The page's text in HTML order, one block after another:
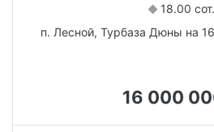
18.00 сот.
п. Лесной, Турбаза Дюны на
16 000